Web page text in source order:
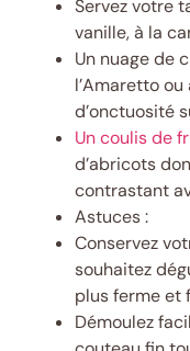
Servez votre
vanille, à la
Un nuage de
l’Amaretto
d’onctuosité
Un coulis de
d’abricots
contrastant
Astuces :
Conservez
souhaitez
plus ferme et
Démoulez